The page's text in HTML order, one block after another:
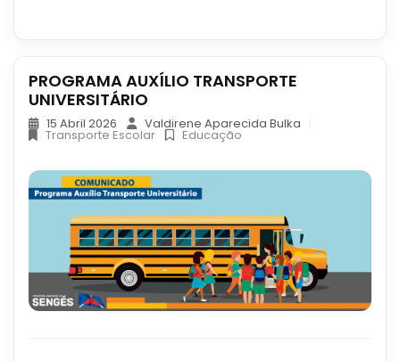
PROGRAMA AUXÍLIO TRANSPORTE
UNIVERSITÁRIO
15 Abril 2026 Valdirene Aparecida Bulka
Transporte Escolar Educação